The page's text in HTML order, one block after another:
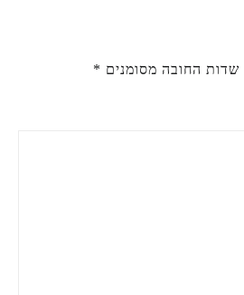
שדות החובה מסומנים *